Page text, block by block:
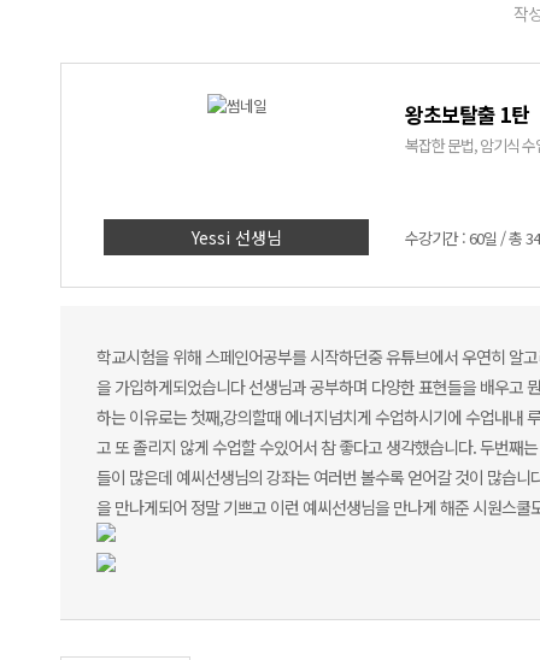
작
Yessi 선생님
왕초보탈출 1탄
복잡한 문법, 암기식
수강기간 : 60일 / 총
학교시험을 위해 스페인어공부를 시작하던중 유튜브에서 우연히 알
을 가입하게되었습니다 선생님과 공부하며 다양한 표현들을 배우고
하는 이유로는 첫째,강의할때 에너지넘치게 수업하시기에 수업내내
고 또 졸리지 않게 수업할 수있어서 참 좋다고 생각했습니다. 두번째
들이 많은데 예씨선생님의 강좌는 여러번 볼수록 얻어갈 것이 많습
을 만나게되어 정말 기쁘고 이런 예씨선생님을 만나게 해준 시원스